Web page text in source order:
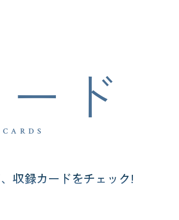
ド
収録カードをチェック!